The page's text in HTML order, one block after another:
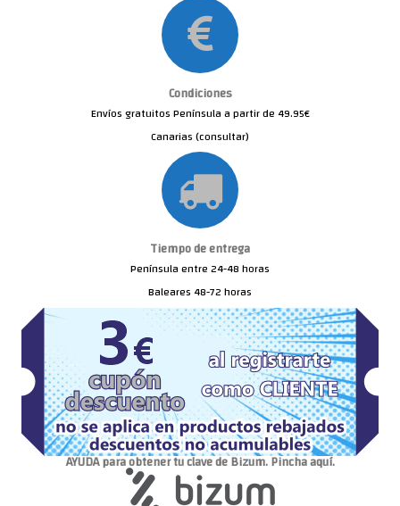
Condiciones
Envíos gratuitos Península a partir de 49.95€
Canarias (consultar)
Tiempo de entrega
Península entre 24-48 horas
Baleares 48-72 horas
AYUDA para obtener tu clave de Bizum. Pincha aquí.